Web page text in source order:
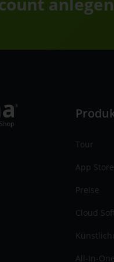
Tour
App Store
Preise
Cloud
All-In-One